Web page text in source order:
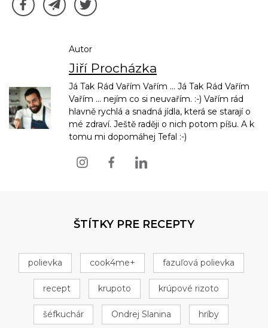
Autor
Jiří Procházka
Já Tak Rád Vařím Vařím ... Já Tak Rád Vařím
Vařím ... nejím co si neuvařím. :-) Vařím rád
hlavně rychlá a snadná jídla, která se starají o
mé zdraví. Ještě raději o nich potom píšu. A k
tomu mi dopomáhej Tefal :-)
ŠTÍTKY PRE RECEPTY
polievka cook4me+ fazuľová polievka
recept krupoto krúpové rizoto
šéfkuchár Ondrej Slanina hríby